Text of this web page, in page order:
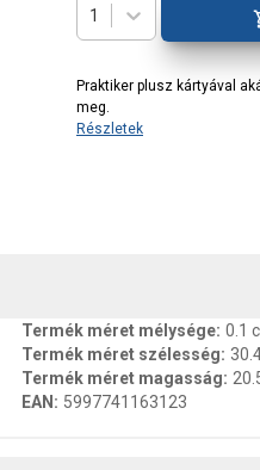
1
Praktiker plusz kártyával
meg.
Részletek
Termék méret mélysége: 0.1
Termék méret szélesség:
Termék méret magasság:
EAN : 5997741163123